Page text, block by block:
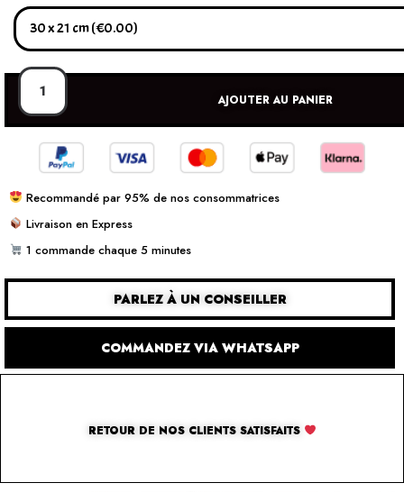
AJOUTER AU PANIER
Recommandé par 95% de nos consommatrices
Livraison en Express
1 commande chaque 5 minutes
PARLEZ À UN CONSEILLER
COMMANDEZ VIA WHATSAPP
RETOUR DE NOS CLIENTS SATISFAITS